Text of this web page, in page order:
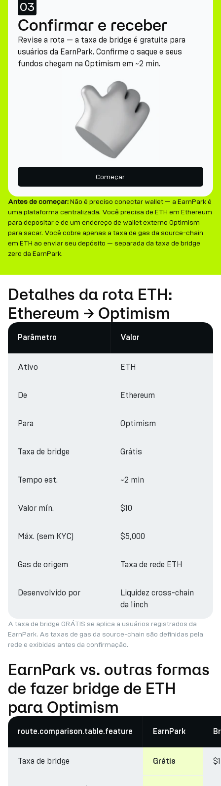
03
Confirmar e receber
Revise a rota — a taxa de bridge é gratuita para
usuários da EarnPark. Confirme o saque e seus
fundos chegam na Optimism em ~2 min.
Começar
Antes de começar:Não é preciso conectar wallet — a EarnPark é
uma plataforma centralizada. Você precisa de ETH em Ethereum
para depositar e de um endereço de wallet externo Optimism
para sacar. Você cobre apenas a taxa de gas da source-chain
em ETH ao enviar seu depósito — separada da taxa de bridge
zero da EarnPark.
Detalhes da rota ETH:
Ethereum → Optimism
Parâmetro Valor
Ativo ETH
De Ethereum
Para Optimism
Taxa de bridge Grátis
Tempo est. ~2 min
Valor mín. $10
Máx. (sem KYC) $5,000
Gas de origem Taxa de rede ETH
Desenvolvido por
Liquidez cross-chain
da 1inch
A taxa de bridge GRÁTIS se aplica a usuários registrados da
EarnPark. As taxas de gas da source-chain são definidas pela
rede e exibidas antes da confirmação.
EarnPark vs. outras formas
de fazer bridge de ETH
para Optimism
route.comparison.table.feature EarnPark
Taxa de bridge Grátis